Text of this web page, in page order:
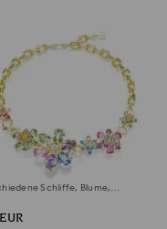
Halskette
Schliffe, Blume,